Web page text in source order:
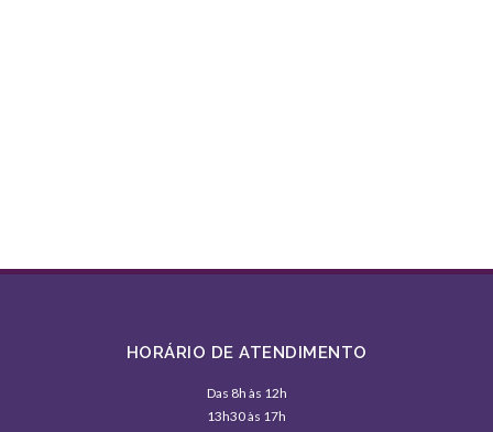
HORÁRIO DE ATENDIMENTO
Das 8h às 12h
13h30 às 17h